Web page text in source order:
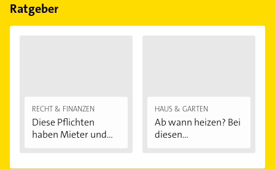
Ratgeber
RECHT & FINANZEN
Diese Pflichten
haben Mieter und...
HAUS & GARTEN
Ab wann heizen? Bei
diesen